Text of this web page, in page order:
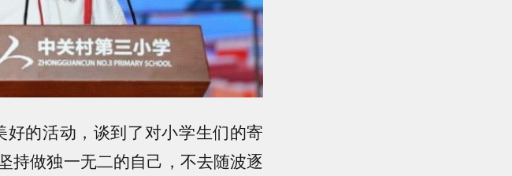
的活动，谈到了对小学生们的寄
持做独一无二的自己，不去随波逐